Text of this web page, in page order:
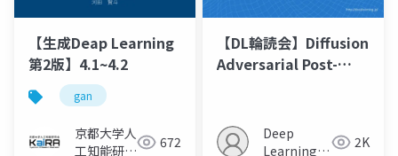
【生成Deap Learning
第2版】4.1~4.2
gan
京都大学人
工知能研究
672
【DL輪読会】Diffusion
Adversarial Post-
Generation
Deep
Learning
2K